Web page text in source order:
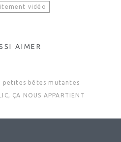
vidéo
AIMER
petites bêtes mutantes
ÇA NOUS APPARTIENT